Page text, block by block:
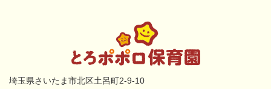
埼玉県さいたま市北区土呂町2-9-10